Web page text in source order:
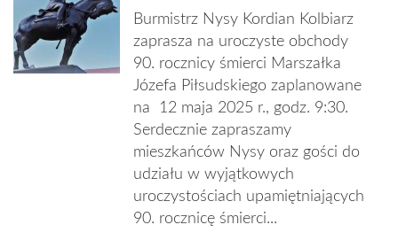
Burmistrz Nysy Kordian Kolbiarz
zaprasza na uroczyste obchody
90. rocznicy śmierci Marszałka
Józefa Piłsudskiego zaplanowane
na 12 maja 2025 r., godz. 9:30.
Serdecznie zapraszamy
mieszkańców Nysy oraz gości do
udziału w wyjątkowych
uroczystościach upamiętniających
90. rocznicę śmierci...